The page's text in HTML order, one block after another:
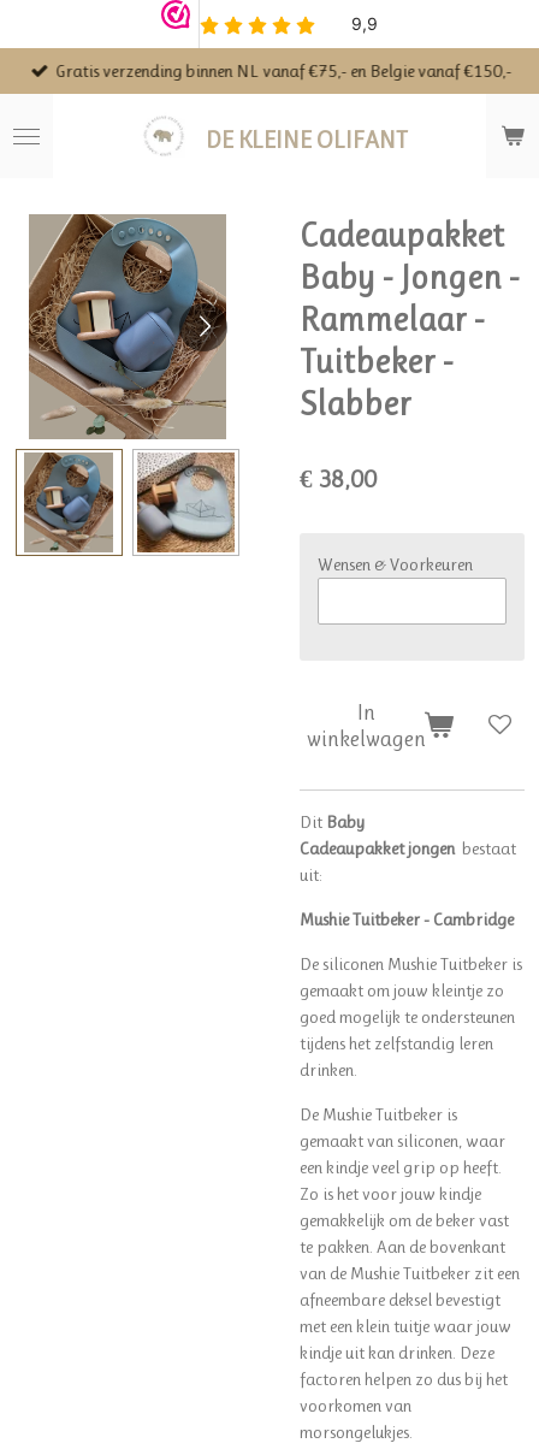
direct
naar
hoofdinhoud
DE KLEINE OLIFANT
Gratis verzending binnen NL vanaf €75,- en Belgie vanaf €150,-
Cadeaupakket
Baby - Jongen -
Rammelaar -
Tuitbeker -
Slabber
€ 38,00
Wensen & Voorkeuren
In
winkelwagen
Dit Baby
Cadeaupakketjongen bestaat
uit:
Mushie Tuitbeker - Cambridge
De siliconen Mushie Tuitbeker is
gemaakt om jouw kleintje zo
goed mogelijk te ondersteunen
tijdens het zelfstandig leren
drinken.
De Mushie Tuitbeker is
gemaakt van siliconen, waar
een kindje veel grip op heeft.
Zo is het voor jouw kindje
gemakkelijk om de beker vast
te pakken. Aan de bovenkant
van de Mushie Tuitbeker zit een
afneembare deksel bevestigt
met een klein tuitje waar jouw
kindje uit kan drinken. Deze
factoren helpen zo dus bij het
voorkomen van
morsongelukjes.